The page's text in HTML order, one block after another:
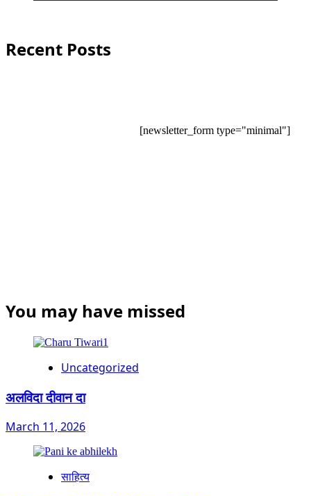
Recent Posts
[newsletter_form type="minimal"]
You may have missed
Uncategorized
अलविदा दीवान दा
March 11, 2026
साहित्य